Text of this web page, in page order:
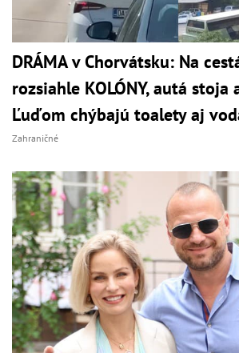
DRÁMA v Chorvátsku: Na
rozsiahle KOLÓNY, autá
Ľuďom chýbajú toalety aj
Zahraničné